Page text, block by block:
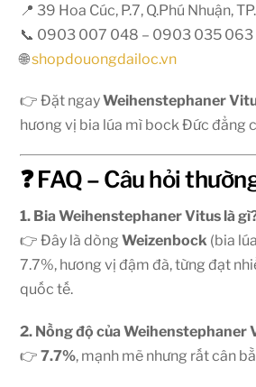
📍 39 Hoa Cúc, P.7, Q.Phú Nhuận,
📞 0903 007 048 – 0903 035 063
🌐shopdouongdailoc.vn
👉 Đặt ngayWeihenstephaner
hương vị bia lúa mì bock Đức đẳng
❓ FAQ – Câu hỏi
1. Bia Weihenstephaner Vitus là
👉 Đây là dòngWeizenbock (bia
7.7%, hương vị đậm đà, từng đạt
quốc tế.
2. Nồng độ của Weihenstephaner
👉7.7%, mạnh mẽ nhưng rất cân